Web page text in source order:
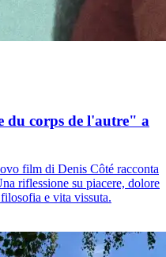
du corps de l'autre" a
film di Denis Côté racconta
riflessione su piacere, dolore
e vita vissuta.